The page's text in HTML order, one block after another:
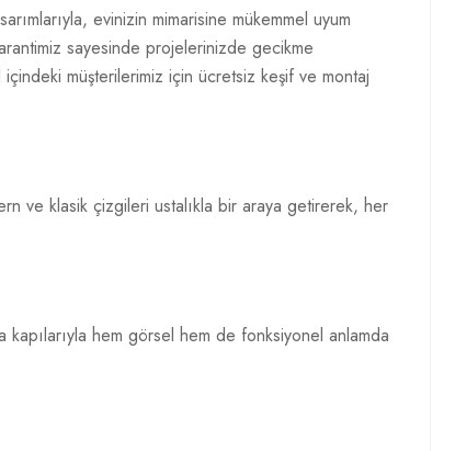
evinizin mimarisine mükemmel uyum
sayesinde projelerinizde gecikme
müşterilerimiz için ücretsiz keşif ve montaj
ve klasik çizgileri ustalıkla bir araya getirerek, her
hem görsel hem de fonksiyonel anlamda